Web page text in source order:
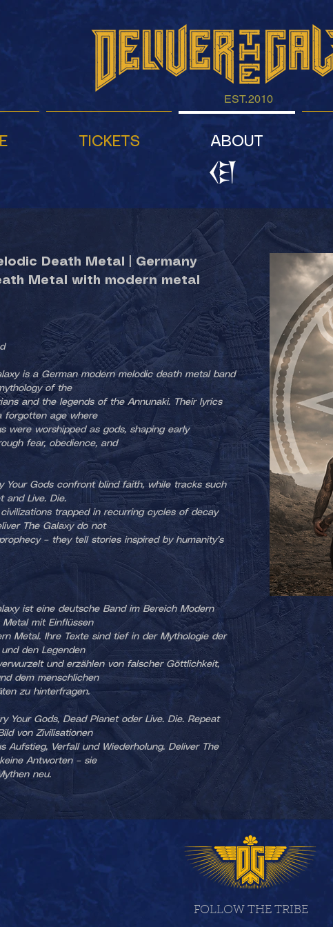
EST.2010
TICKETS ABOUT
Death Metal | Germany
Metal with modern metal
is a German modern melodic death metal band
of the
and the legends of the Annunaki. Their lyrics
forgotten age where
were worshipped as gods, shaping early
fear, obedience, and
Your Gods confront blind faith, while tracks such
and Live. Die.
trapped in recurring cycles of decay
The Galaxy do not
– they tell stories inspired by humanity’s
ist eine deutsche Band im Bereich Modern
mit Einflüssen
Metal. Ihre Texte sind tief in der Mythologie der
den Legenden
und erzählen von falscher Göttlichkeit,
dem menschlichen
zu hinterfragen.
Your Gods, Dead Planet oder Live. Die. Repeat
von Zivilisationen
Aufstieg, Verfall und Wiederholung. Deliver The
Antworten – sie
neu.
FOLLOW THE TRIBE